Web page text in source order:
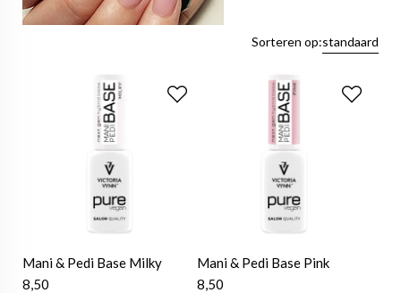
Sorteren op:standaard
Mani & Pedi Base Milky
8,50
Mani & Pedi Base Pink
8,50